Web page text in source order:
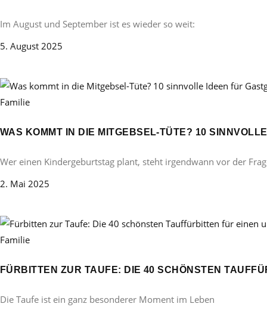
Im August und September ist es wieder so weit:
5. August 2025
Familie
WAS KOMMT IN DIE MITGEBSEL-TÜTE? 10
Wer einen Kindergeburtstag plant, steht irgendwann vor der
2. Mai 2025
Familie
FÜRBITTEN ZUR TAUFE: DIE 40 SCHÖNSTEN
Die Taufe ist ein ganz besonderer Moment im Leben